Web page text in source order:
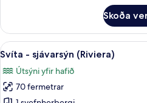
yfir
garð
svíta
2
rúm
útsýni
Skoða
Skoða
allar
myndir
fyrir
6
Svíta - sjávarsýn (Riviera)
Útsýni yfir hafið
70 fermetrar